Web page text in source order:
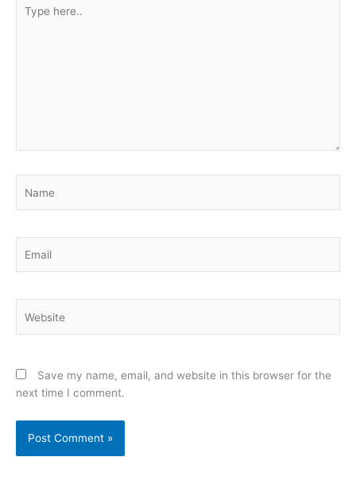
here..
Save my name, email, and website in this browser for the
next time I comment.